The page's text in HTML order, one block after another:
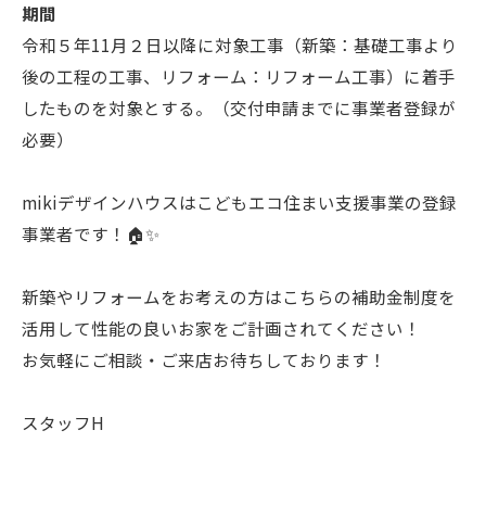
期間
令和５年11月２日以降に対象工事（新築：基礎工事より
後の工程の工事、リフォーム：リフォーム工事）に着手
したものを対象とする。（交付申請までに事業者登録が
必要）
mikiデザインハウスはこどもエコ住まい支援事業の登録
事業者です！🏠✨
新築やリフォームをお考えの方はこちらの補助金制度を
活用して性能の良いお家をご計画されてください！
お気軽にご相談・ご来店お待ちしております！
スタッフH